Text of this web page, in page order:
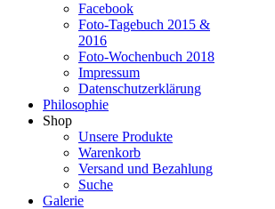
Facebook
Foto-Tagebuch 2015 &
2016
Foto-Wochenbuch 2018
Impressum
Datenschutzerklärung
Philosophie
Shop
Unsere Produkte
Warenkorb
Versand und Bezahlung
Suche
Galerie